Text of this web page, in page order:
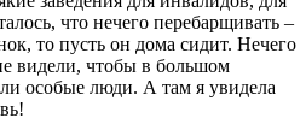
что нечего перебарщивать –
то пусть он дома сидит. Нечего
видели, чтобы в большом
особые люди. А там я увидела